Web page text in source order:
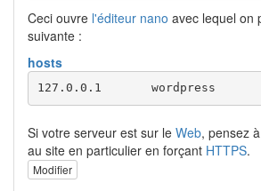
Ceci ouvre l'éditeur nano avec lequel on
suivante :
hosts
127.0.0.1	wordpress
Si votre serveur est sur le Web, pensez à
au site en particulier en forçant HTTPS.
Modifier